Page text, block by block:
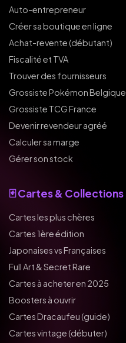
Auto-entrepreneur
Créer sa boutique en ligne
Achat-revente (débutant)
Fiscalité et TVA
Trouver des fournisseurs
Grossiste Pokémon Belgique
Grossiste TCG France
Devenir revendeur agréé
Calculer sa marge
Gérer son stock
🃏 Cartes & Collections
Cartes les plus chères
Cartes 1ère édition
Japonaises vs Françaises
Full Art & Secret Rare
Cartes à acheter en 2025
Boosters à ouvrir
Cartes Dracaufeu (guide)
Cartes vintage (débuter)